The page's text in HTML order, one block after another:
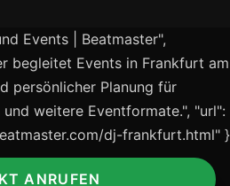
ANRUFEN
Events | Beatmaster",
begleitet Events in Frankfurt am
persönlicher Planung für
weitere Eventformate.", "url":
dj-frankfurt.html" }